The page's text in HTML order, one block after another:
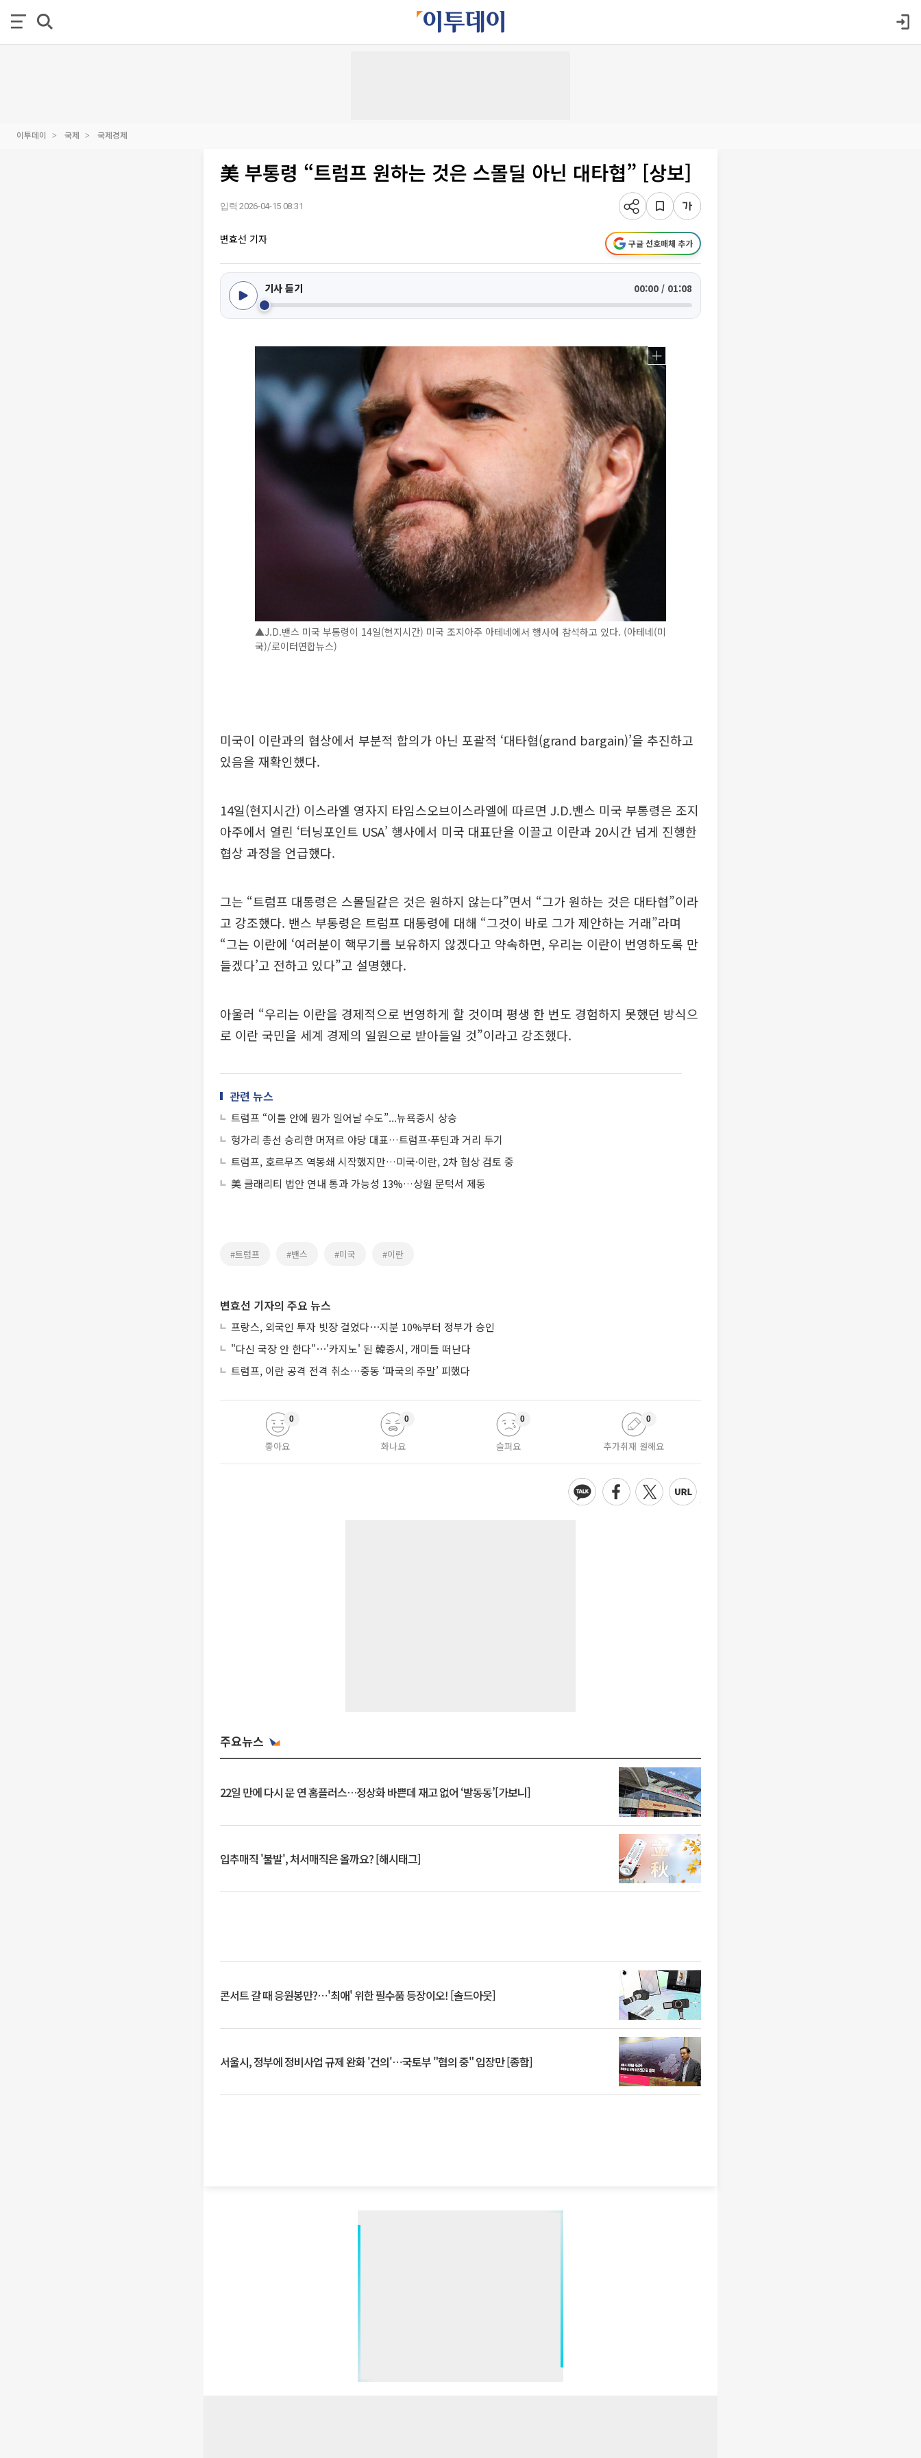
이투데이 국제 국제경제
美 부통령 “트럼프 원하는 것은 스몰딜 아닌 대타협” [상보]
입력 2026-04-15 08:31
변효선 기자 구글 선호매체 추가
기사 듣기 00:00 / 01:08
▲J.D.밴스 미국 부통령이 14일(현지시간) 미국 조지아주 아테네에서 행사에 참석하고 있다. (아테네(미
국)/로이터연합뉴스)
미국이 이란과의 협상에서 부분적 합의가 아닌 포괄적 ‘대타협(grand bargain)’을 추진하고
있음을 재확인했다.
14일(현지시간) 이스라엘 영자지 타임스오브이스라엘에 따르면 J.D.밴스 미국 부통령은 조지
아주에서 열린 ‘터닝포인트 USA’ 행사에서 미국 대표단을 이끌고 이란과 20시간 넘게 진행한
협상 과정을 언급했다.
그는 “트럼프 대통령은 스몰딜같은 것은 원하지 않는다”면서 “그가 원하는 것은 대타협”이라
고 강조했다. 밴스 부통령은 트럼프 대통령에 대해 “그것이 바로 그가 제안하는 거래”라며
“그는 이란에 ‘여러분이 핵무기를 보유하지 않겠다고 약속하면, 우리는 이란이 번영하도록 만
들겠다’고 전하고 있다”고 설명했다.
아울러 “우리는 이란을 경제적으로 번영하게 할 것이며 평생 한 번도 경험하지 못했던 방식으
로 이란 국민을 세계 경제의 일원으로 받아들일 것”이라고 강조했다.
관련 뉴스
트럼프 “이틀 안에 뭔가 일어날 수도”...뉴욕증시 상승
헝가리 총선 승리한 머저르 야당 대표…트럼프·푸틴과 거리 두기
트럼프, 호르무즈 역봉쇄 시작했지만…미국·이란, 2차 협상 검토 중
美 클래리티 법안 연내 통과 가능성 13%…상원 문턱서 제동
#트럼프 #밴스 #미국 #이란
변효선 기자의 주요 뉴스
프랑스, 외국인 투자 빗장 걸었다⋯지분 10%부터 정부가 승인
"다신 국장 안 한다"⋯'카지노' 된 韓증시, 개미들 떠난다
트럼프, 이란 공격 전격 취소…중동 ‘파국의 주말’ 피했다
좋아요
0
화나요
0
슬퍼요
0
추가취재 원해요
0
주요뉴스
22일 만에 다시 문 연 홈플러스…정상화 바쁜데 재고 없어 ‘발동동’[가보니]
입추매직 '불발', 처서매직은 올까요? [해시태그]
콘서트 갈 때 응원봉만?⋯'최애' 위한 필수품 등장이오! [솔드아웃]
서울시, 정부에 정비사업 규제 완화 '건의'⋯국토부 "협의 중" 입장만 [종합]